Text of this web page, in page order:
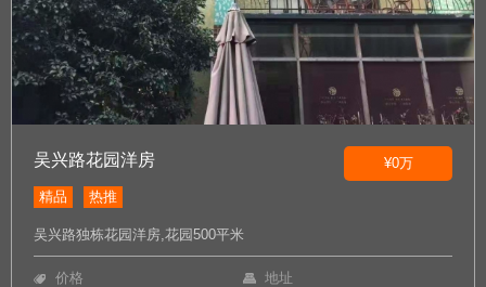
吴兴路花园洋房 ¥0万
精品 热推
吴兴路独栋花园洋房,花园500平米
价格
地址